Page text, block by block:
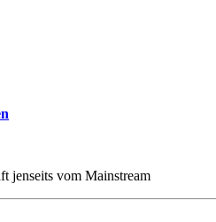
jenseits vom Mainstream